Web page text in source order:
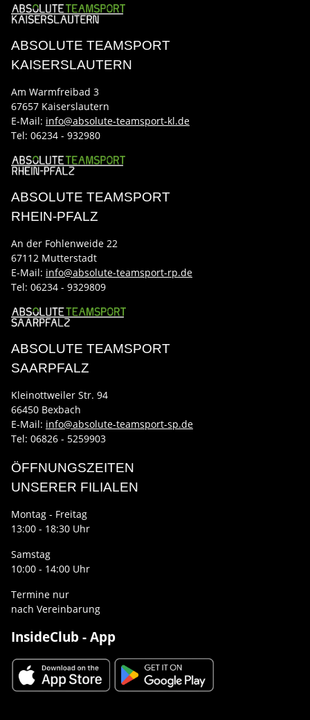
ABSOLUTE TEAMSPORT
KAISERSLAUTERN
Am Warmfreibad 3
67657 Kaiserslautern
E-Mail: info@absolute-teamsport-kl.de
Tel: 06234 - 932980
ABSOLUTE TEAMSPORT
RHEIN-PFALZ
An der Fohlenweide 22
67112 Mutterstadt
E-Mail: info@absolute-teamsport-rp.de
Tel: 06234 - 9329809
ABSOLUTE TEAMSPORT
SAARPFALZ
Kleinottweiler Str. 94
66450 Bexbach
E-Mail: info@absolute-teamsport-sp.de
Tel: 06826 - 5259903
ÖFFNUNGSZEITEN
UNSERER FILIALEN
Montag - Freitag
13:00 - 18:30 Uhr
Samstag
10:00 - 14:00 Uhr
Termine nur
nach Vereinbarung
InsideClub - App